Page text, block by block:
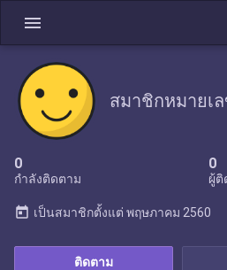
menu
สมาชิกหมายเ
0
กำลังติดตาม
0
ผู้ติ
ติดตาม
today เป็นสมาชิกตั้งแต่ พฤษภาคม 2560